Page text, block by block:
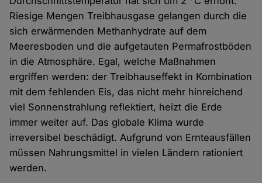
Riesige Mengen Treibhausgase gelangen durch die
sich erwärmenden Methanhydrate auf dem
Meeresboden und die aufgetauten Permafrostböden
in die Atmosphäre. Egal, welche Maßnahmen
ergriffen werden: der Treibhauseffekt in Kombination
mit dem fehlenden Eis, das nicht mehr hinreichend
viel Sonnenstrahlung reflektiert, heizt die Erde
immer weiter auf. Das globale Klima wurde
irreversibel beschädigt. Aufgrund von Ernteausfällen
müssen Nahrungsmittel in vielen Ländern rationiert
werden.